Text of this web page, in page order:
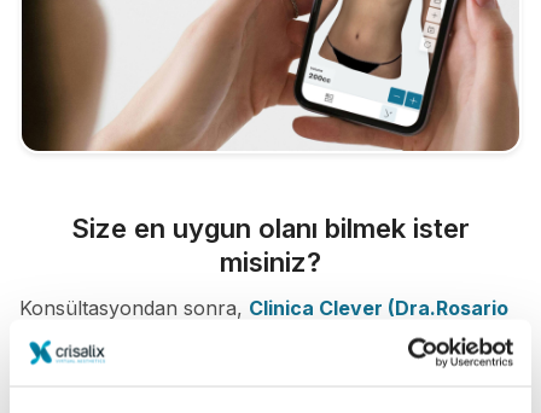
Size en uygun olanı bilmek ister
misiniz?
Konsültasyondan sonra, Clinica Clever (Dra.Rosario
Graña Pérez)
kendi Crisalix hesabınızla "yeni size"
evden erişmenize izin verebilir. Bu, aileniz ve